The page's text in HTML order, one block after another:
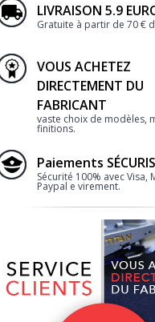
LIVRAISON 5.9
Gratuite à partir de 70 €
VOUS ACHETEZ
DIRECTEMENT DU
FABRICANT
vaste choix de modèles,
finitions.
Paiements
Sécurité 100% avec Visa,
Paypal e virement.